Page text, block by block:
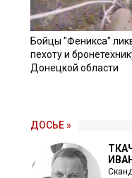
Бойцы "Феникса"
пехоту и
Донецкой области
ДОСЬЕ »